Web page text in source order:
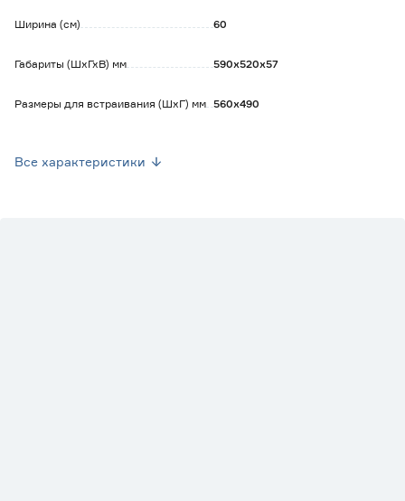
Ширина (см) 60
Габариты (ШхГхВ) мм 590х520х57
Размеры для встраивания (ШхГ) мм 560х490
Все характеристики